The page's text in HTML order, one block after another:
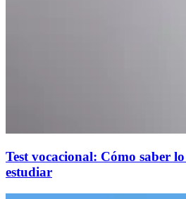
Test vocacional: Cómo saber
estudiar